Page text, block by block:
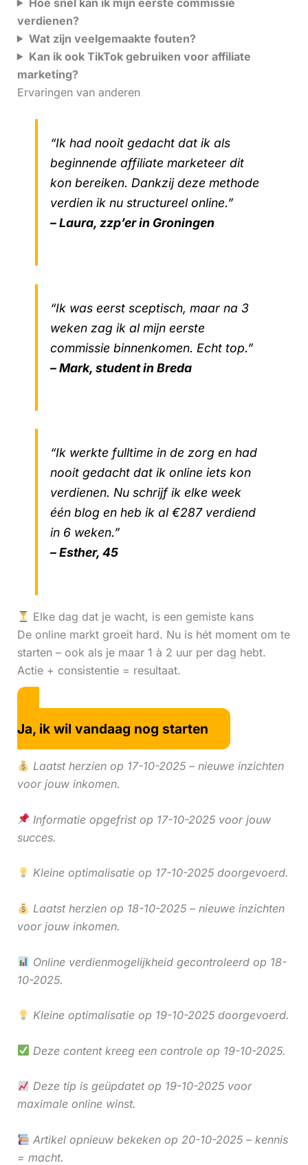
verdienen?
Wat zijn veelgemaakte fouten?
Kan ik ook TikTok gebruiken voor affiliate
marketing?
Ervaringen van anderen
“Ik had nooit gedacht dat ik als
beginnende affiliate marketeer dit
kon bereiken. Dankzij deze methode
verdien ik nu structureel online.”
– Laura, zzp’er in Groningen
“Ik was eerst sceptisch, maar na 3
weken zag ik al mijn eerste
commissie binnenkomen. Echt top.”
– Mark, student in Breda
“Ik werkte fulltime in de zorg en had
nooit gedacht dat ik online iets kon
verdienen. Nu schrijf ik elke week
één blog en heb ik al €287 verdiend
in 6 weken.”
– Esther, 45
Elke dag dat je wacht, is een gemiste kans
De online markt groeit hard. Nu is hét moment om te
starten – ook als je maar 1 à 2 uur per dag hebt.
Actie + consistentie = resultaat.
Ja, ik wil vandaag nog starten
Laatst herzien op 17-10-2025 – nieuwe inzichten
voor jouw inkomen.
Informatie opgefrist op 17-10-2025 voor jouw
succes.
Kleine optimalisatie op 17-10-2025 doorgevoerd.
Laatst herzien op 18-10-2025 – nieuwe inzichten
voor jouw inkomen.
Online verdienmogelijkheid gecontroleerd op 18-
10-2025.
Kleine optimalisatie op 19-10-2025 doorgevoerd.
Deze content kreeg een controle op 19-10-2025.
Deze tip is geüpdatet op 19-10-2025 voor
maximale online winst.
Artikel opnieuw bekeken op 20-10-2025 – kennis
= macht.